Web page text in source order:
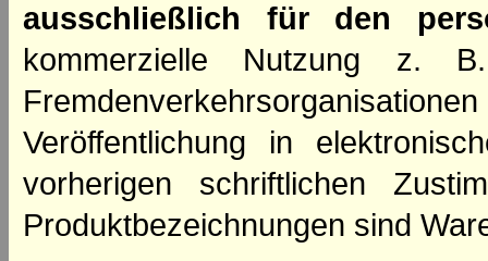
ausschließlich für den
kommerzielle Nutzung z.
Veröffentlichung in
vorherigen schriftlichen
Produktbezeichnungen sind